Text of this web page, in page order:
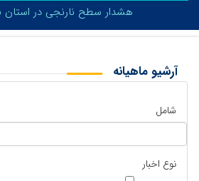
هشدار سطح نارنجی در استان
آرشیو ماهیانه
شامل
نوع اخبار